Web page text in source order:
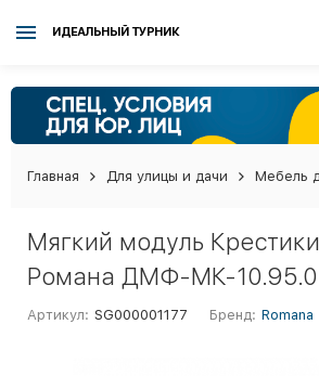
ИДЕАЛЬНЫЙ ТУРНИК
Главная Для улицы и дачи Мебель
Мягкий модуль
Романа ДМФ-МК-
Артикул: SG000001177 Бренд: Romana